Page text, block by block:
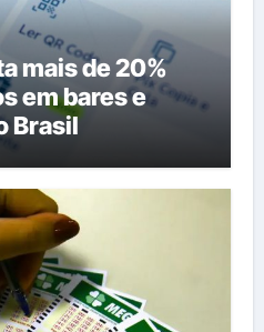
mais de 20%
em bares e
Brasil